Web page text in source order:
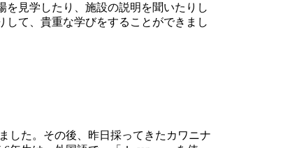
見学したり、施設の説明を聞いたりし
て、貴重な学びをすることができまし
した。その後、昨日採ってきたカワニナ